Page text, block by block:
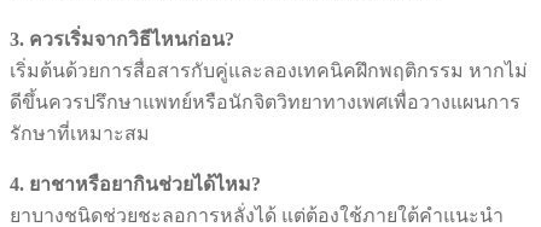
3. ควรเริ่มจากวิธีไหนก่อน?
เริ่มต้นด้วยการสื่อสารกับคู่และลองเทคนิคฝึกพฤติกรรม หากไม่
ดีขึ้นควรปรึกษาแพทย์หรือนักจิตวิทยาทางเพศเพื่อวางแผนการ
รักษาที่เหมาะสม
4. ยาชาหรือยากินช่วยได้ไหม?
ยาบางชนิดช่วยชะลอการหลั่งได้ แต่ต้องใช้ภายใต้คำแนะนำ